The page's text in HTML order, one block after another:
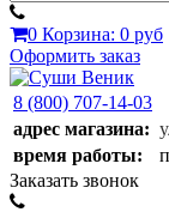
0 Корзина: 0 руб
Оформить заказ
8 (800) 707-14-03
адрес магазина:
время работы:
Заказать звонок